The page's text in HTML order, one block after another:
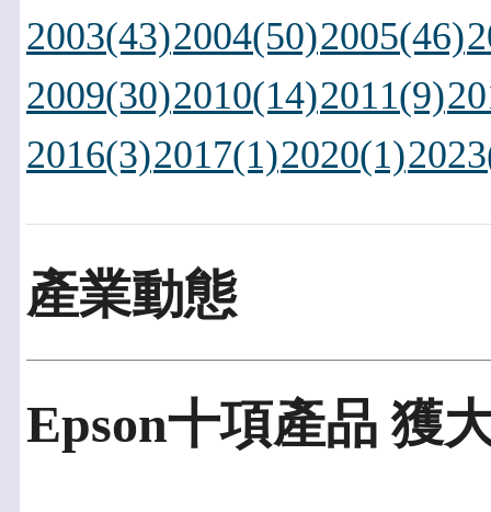
2003(43)2004(50)2005(46)
2009(30)2010(14)2011(9)
2016(3)2017(1)2020(1)
產業動態
Epson十項產品 獲